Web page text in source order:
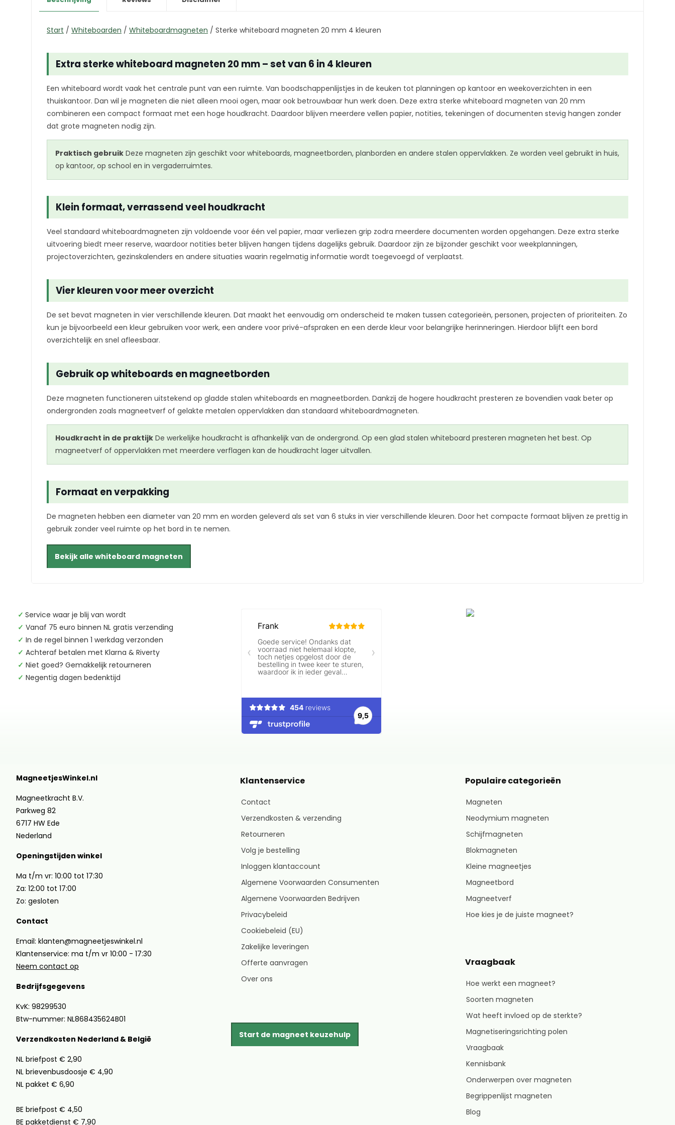
Start / Whiteboarden / Whiteboardmagneten / Sterke whiteboard magneten 20 mm 4 kleuren
Extra sterke whiteboard magneten 20 mm – set van 6 in 4 kleuren
Een whiteboard wordt vaak het centrale punt van een ruimte. Van boodschappenlijstjes in de keuken tot planningen op kantoor en weekoverzichten in een
thuiskantoor. Dan wil je magneten die niet alleen mooi ogen, maar ook betrouwbaar hun werk doen. Deze extra sterke whiteboard magneten van 20 mm
combineren een compact formaat met een hoge houdkracht. Daardoor blijven meerdere vellen papier, notities, tekeningen of documenten stevig hangen zonder
dat grote magneten nodig zijn.
Praktisch gebruik Deze magneten zijn geschikt voor whiteboards, magneetborden, planborden en andere stalen oppervlakken. Ze worden veel gebruikt in huis,
op kantoor, op school en in vergaderruimtes.
Klein formaat, verrassend veel houdkracht
Veel standaard whiteboardmagneten zijn voldoende voor één vel papier, maar verliezen grip zodra meerdere documenten worden opgehangen. Deze extra sterke
uitvoering biedt meer reserve, waardoor notities beter blijven hangen tijdens dagelijks gebruik. Daardoor zijn ze bijzonder geschikt voor weekplanningen,
projectoverzichten, gezinskalenders en andere situaties waarin regelmatig informatie wordt toegevoegd of verplaatst.
Vier kleuren voor meer overzicht
De set bevat magneten in vier verschillende kleuren. Dat maakt het eenvoudig om onderscheid te maken tussen categorieën, personen, projecten of prioriteiten. Zo
kun je bijvoorbeeld een kleur gebruiken voor werk, een andere voor privé-afspraken en een derde kleur voor belangrijke herinneringen. Hierdoor blijft een bord
overzichtelijk en snel afleesbaar.
Gebruik op whiteboards en magneetborden
Deze magneten functioneren uitstekend op gladde stalen whiteboards en magneetborden. Dankzij de hogere houdkracht presteren ze bovendien vaak beter op
ondergronden zoals magneetverf of gelakte metalen oppervlakken dan standaard whiteboardmagneten.
Houdkracht in de praktijk De werkelijke houdkracht is afhankelijk van de ondergrond. Op een glad stalen whiteboard presteren magneten het best. Op
magneetverf of oppervlakken met meerdere verflagen kan de houdkracht lager uitvallen.
Formaat en verpakking
De magneten hebben een diameter van 20 mm en worden geleverd als set van 6 stuks in vier verschillende kleuren. Door het compacte formaat blijven ze prettig in
gebruik zonder veel ruimte op het bord in te nemen.
Bekijk alle whiteboard magneten
✓ Service waar je blij van wordt
✓ Vanaf 75 euro binnen NL gratis verzending
✓ In de regel binnen 1 werkdag verzonden
✓ Achteraf betalen met Klarna & Riverty
✓ Niet goed? Gemakkelijk retourneren
✓ Negentig dagen bedenktijd
MagneetjesWinkel.nl
Magneetkracht B.V.
Parkweg 82
6717 HW Ede
Nederland
Openingstijden winkel
Ma t/m vr: 10:00 tot 17:30
Za: 12:00 tot 17:00
Zo: gesloten
Contact
Email: klanten@magneetjeswinkel.nl
Klantenservice: ma t/m vr 10:00 - 17:30
Neem contact op
Bedrijfsgegevens
KvK: 98299530
Btw-nummer: NL868435624B01
Verzendkosten Nederland & België
NL briefpost € 2,90
NL brievenbusdoosje € 4,90
NL pakket € 6,90
BE briefpost € 4,50
BE pakketdienst € 7,90
Klantenservice
Contact
Verzendkosten & verzending
Retourneren
Volg je bestelling
Inloggen klantaccount
Algemene Voorwaarden Consumenten
Algemene Voorwaarden Bedrijven
Privacybeleid
Cookiebeleid (EU)
Zakelijke leveringen
Offerte aanvragen
Over ons
Start de magneet keuzehulp
Populaire categorieën
Magneten
Neodymium magneten
Schijfmagneten
Blokmagneten
Kleine magneetjes
Magneetbord
Magneetverf
Hoe kies je de juiste magneet?
Vraagbaak
Hoe werkt een magneet?
Soorten magneten
Wat heeft invloed op de sterkte?
Magnetiseringsrichting polen
Vraagbaak
Kennisbank
Onderwerpen over magneten
Begrippenlijst magneten
Blog